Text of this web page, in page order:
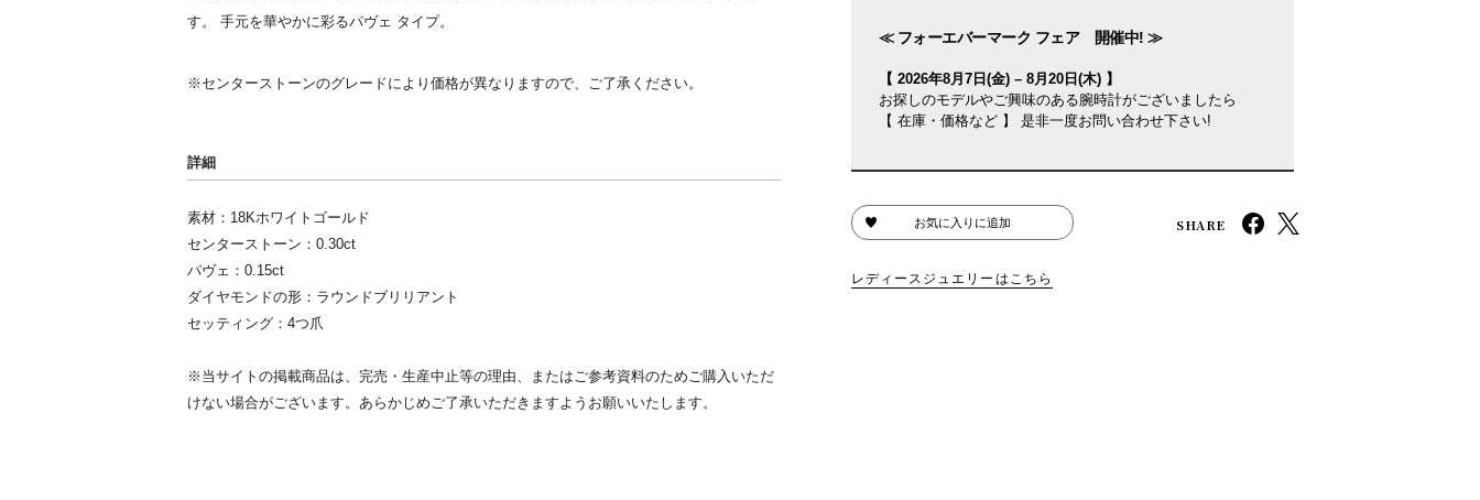
す。 手元を華やかに彩るパヴェ タイプ。
※センターストーンのグレードにより価格が異なりますので、ご了承ください。
詳細
素材：18Kホワイトゴールド
センターストーン：0.30ct
パヴェ：0.15ct
ダイヤモンドの形：ラウンドブリリアント
セッティング：4つ爪
※当サイトの掲載商品は、完売・生産中止等の理由、またはご参考資料のためご購入いただ
けない場合がございます。あらかじめご了承いただきますようお願いいたします。
≪ フォーエバーマーク フェア 開催中! ≫
【 2026年8月7日(金) – 8月20日(木) 】
お探しのモデルやご興味のある腕時計がございましたら
【 在庫・価格など 】 是非一度お問い合わせ下さい!
お気に入りに追加 SHARE
レディースジュエリーはこちら